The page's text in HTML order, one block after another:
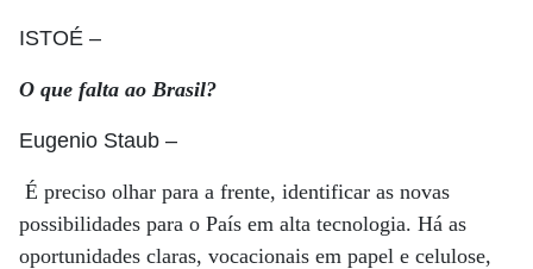
ISTOÉ –
O que falta ao Brasil?
Eugenio Staub –
É preciso olhar para a frente, identificar as novas
possibilidades para o País em alta tecnologia. Há as
oportunidades claras, vocacionais em papel e celulose,